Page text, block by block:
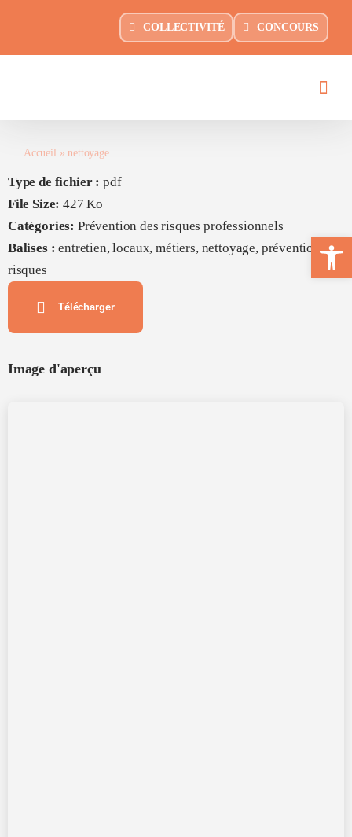
Ouvrir
contenu
COLLECTIVITÉ CONCOURS
Accueil » nettoyage
Type de fichier : pdf
File Size:427 Ko
Catégories: Prévention des risques professionnels
Balises :entretien, locaux, métiers, nettoyage, prévention,
risques
Télécharger
Image d'aperçu